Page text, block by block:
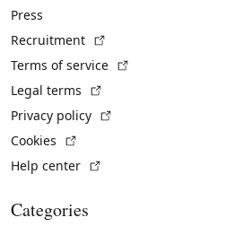
Press
Recruitment
Terms of service
Legal terms
Privacy policy
Cookies
Help center
Categories